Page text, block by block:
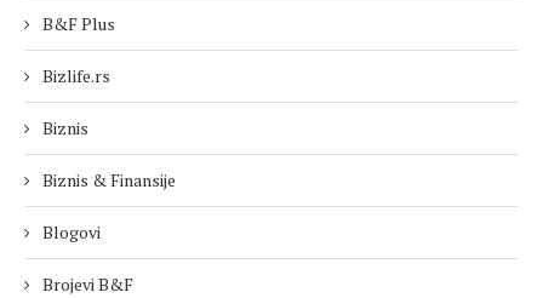
B&F Plus
Bizlife.rs
Biznis
Biznis & Finansije
Blogovi
Brojevi B&F